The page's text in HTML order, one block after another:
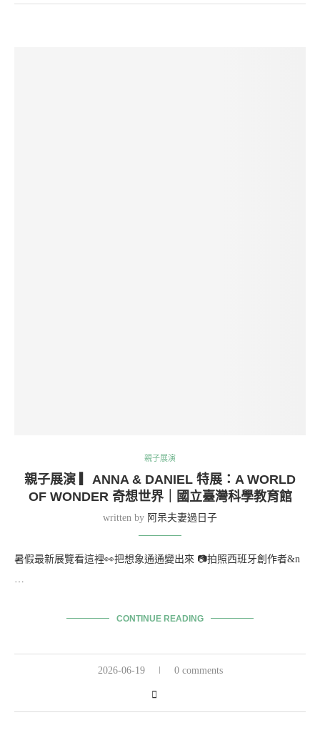
親子展演
親子展演 ▎ANNA & DANIEL 特展：A WORLD
OF WONDER 奇想世界｜國立臺灣科學教育館
written by 阿呆夫妻過日子
暑假最新展覽看這裡👀把想象通通變出來 📷拍照西班牙創作者&n
…
CONTINUE READING
2026-06-19 0 comments